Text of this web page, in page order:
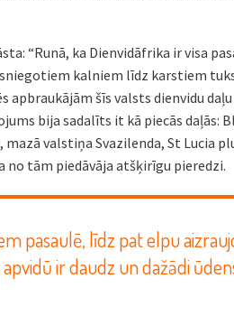
“Runā, ka Dienvidāfrika ir visa
kalniem līdz karstiem
apbraukājām šīs valsts dienvidu
bija sadalīts it kā piecās daļās:
valstiņa Svazilenda, St Lucia
tām piedāvāja atšķirīgu pieredzi.
pasaulē, līdz pat elpu
ir daudz un dažādi